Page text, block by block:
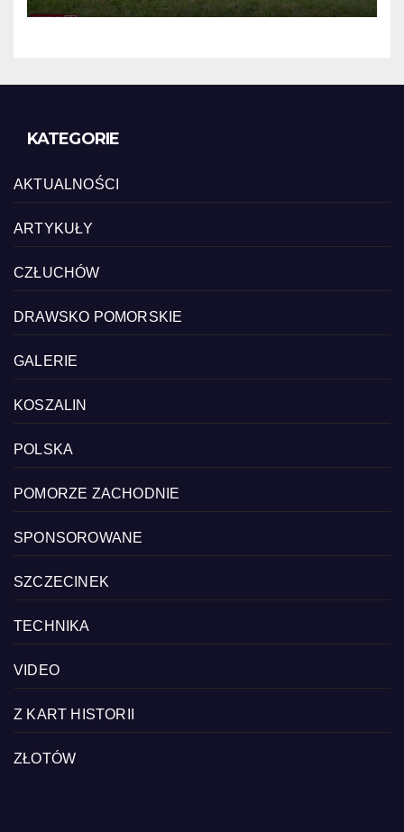
KATEGORIE
AKTUALNOŚCI
ARTYKUŁY
CZŁUCHÓW
DRAWSKO POMORSKIE
GALERIE
KOSZALIN
POLSKA
POMORZE ZACHODNIE
SPONSOROWANE
SZCZECINEK
TECHNIKA
VIDEO
Z KART HISTORII
ZŁOTÓW